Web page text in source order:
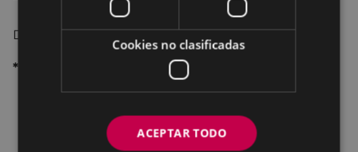
Documental deEgoitz Elduayen.
*ENTRADAS CON INVITACIÓN
viernes de 17:30 a 19:30 y media hora antes
Cookies no clasificadas
ACEPTAR TODO